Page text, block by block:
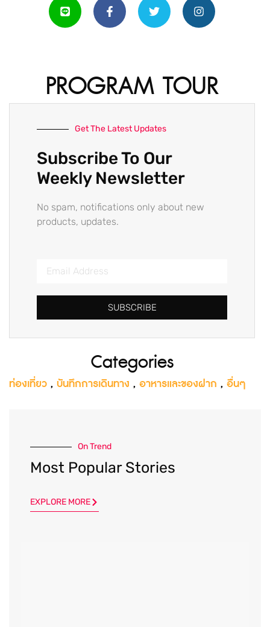
PROGRAM TOUR
Get The Latest Updates
Subscribe To Our
Weekly Newsletter
No spam, notifications only about new
products, updates.
SUBSCRIBE
Categories
ท่องเที่ยว , บันทึกการเดินทาง , อาหารและของฝาก , อื่นๆ
On Trend
Most Popular Stories
EXPLORE MORE